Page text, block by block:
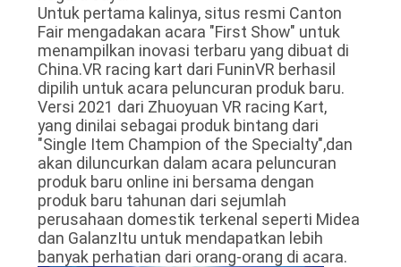
Untuk pertama kalinya, situs resmi Canton
Fair mengadakan acara "First Show" untuk
menampilkan inovasi terbaru yang dibuat di
China.VR racing kart dari FuninVR berhasil
dipilih untuk acara peluncuran produk baru.
Versi 2021 dari Zhuoyuan VR racing Kart,
yang dinilai sebagai produk bintang dari
"Single Item Champion of the Specialty",dan
akan diluncurkan dalam acara peluncuran
produk baru online ini bersama dengan
produk baru tahunan dari sejumlah
perusahaan domestik terkenal seperti Midea
dan GalanzItu untuk mendapatkan lebih
banyak perhatian dari orang-orang di acara.